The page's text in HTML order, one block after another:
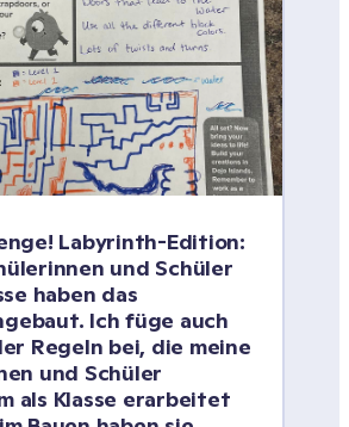
Labyrinth-Edition:
und Schüler
haben das
Ich füge auch
Regeln bei, die meine
und Schüler
als Klasse erarbeitet